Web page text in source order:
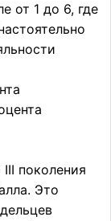
от 1 до 6, где
поколения
Это